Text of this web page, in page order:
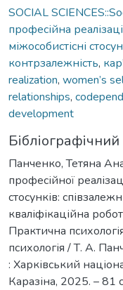
SOCIAL
професійна
міжособистісні
контрзалежність,
realization, women’s
relationships,
development
Панченко, Тетяна
професійної
стосунків:
кваліфікаційна
Практична
психологія / Т. А.
: Харківський
Каразіна, 2025. – 81